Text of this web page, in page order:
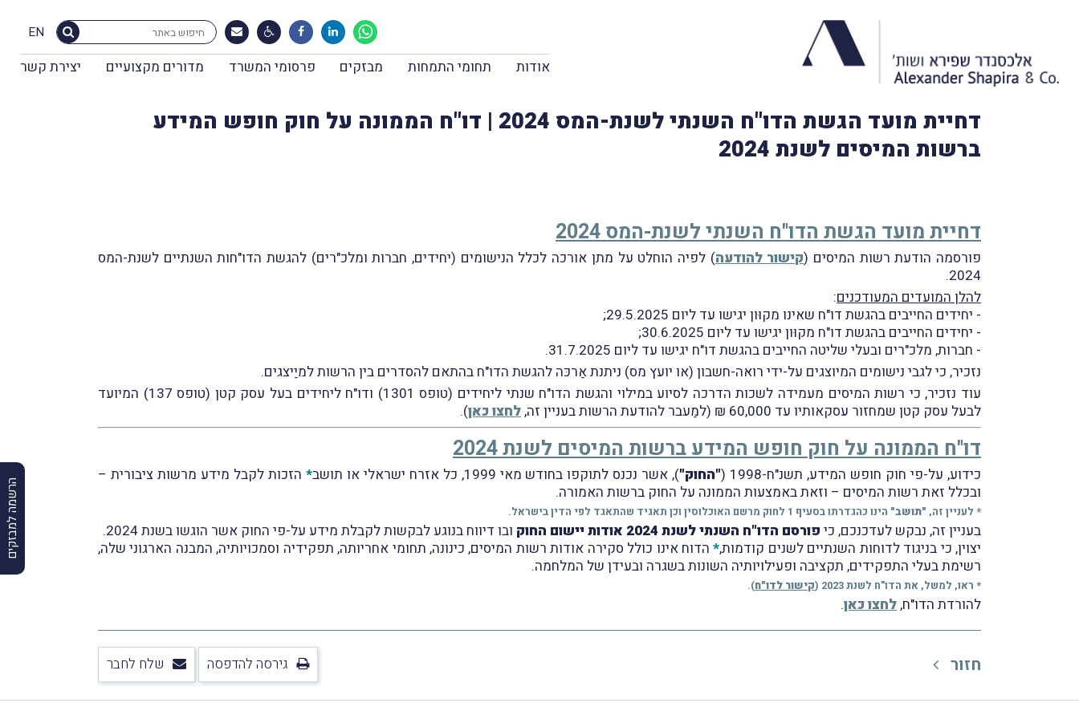
EN
אודות תחומי התמחות מבזקים פרסומי המשרד מדורים מקצועיים יצירת קשר
הרשמה למבזקים
דחיית מועד הגשת הדו"ח השנתי לשנת-המס 2024 | דו"ח הממונה על חוק חופש המידע
ברשות המיסים לשנת 2024
דחיית מועד הגשת הדו"ח השנתי לשנת-המס 2024
פורסמה הודעת רשות המיסים (קישור להודעה) לפיה הוחלט על מתן אורכה לכלל הנישומים (יחידים, חברות ומלכ"רים) להגשת הדו"חות השנתיים לשנת-המס
2024.
להלן המועדים המעודכנים:
- יחידים החייבים בהגשת דו"ח שאינו מקוּון יגישו עד ליום 29.5.2025;
- יחידים החייבים בהגשת דו"ח מקוּון יגישו עד ליום 30.6.2025;
- חברות, מלכ"רים ובעלי שליטה החייבים בהגשת דו"ח יגישו עד ליום 31.7.2025.
נזכיר, כי לגבי נישומים המיוצגים על-ידי רואה-חשבון (או יועץ מס) ניתנת אַרכּה להגשת הדו"ח בהתאם להסדרים בין הרשות למיַיצגים.
עוד נזכיר, כי רשות המיסים מעמידה לשכות הדרכה לסיוע במילוי והגשת הדו"ח שנתי ליחידים (טופס 1301) ודו"ח ליחידים בעל עסק קטן (טופס 137) המיועד
לבעל עסק קטן שמחזור עסקאותיו עד 60,000 ₪ (למַעבר להודעת הרשות בעניין זה,
לחצו כאן).
דו"ח הממונה על חוק חופש המידע ברשות המיסים לשנת 2024
כידוע, על-פי חוק חופש המידע, תשנ"ח-1998 ( "החוק"), אשר נכנס לתוקפו בחודש מאי 1999, כל אזרח ישראלי או תושב * הזכות לקבל מידע מרשות ציבורית –
ובכלל זאת רשות המיסים – וזאת באמצעות הממונה על החוק ברשות האמורה.
* לעניין זה, "תושב" הינו כהגדרתו בסעיף 1 לחוק מרשם האוכלוסין וכן תאגיד שהתאגד לפי הדין בישראל.
בעניין זה, נבקש לעדכנכם, כי פורסם הדו"ח השנתי לשנת 2024 אודות יישום החוק
ובו דיווח בנוגע לבקשות לקבלת מידע על-פי החוק אשר הוגשו בשנת 2024.
יצוין, כי בניגוד לדוחות השנתיים לשנים קודמות,*הדוח אינו כולל סקירה אודות רשות המיסים, כינונה, תחומי אחריותה, תפקידיה וסמכויותיה, המבנה הארגוני שלה,
רשימת בעלי התפקידים, תקציבה ופעילויותיה השונות בשגרה ובעידן של המלחמה.
* ראו, למשל, את הדו"ח לשנת 2023 ( קישור לדו"ח).
להורדת הדו"ח,לחצו כאן.
חזור גירסה להדפסה שלח לחבר